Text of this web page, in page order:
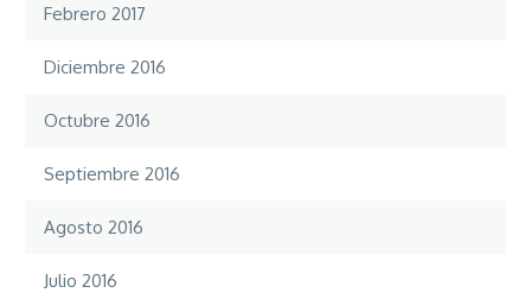
Febrero 2017
Diciembre 2016
Octubre 2016
Septiembre 2016
Agosto 2016
Julio 2016